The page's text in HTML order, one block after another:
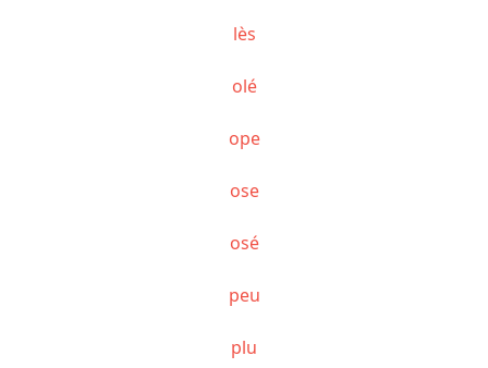
lès
olé
ope
ose
osé
peu
plu